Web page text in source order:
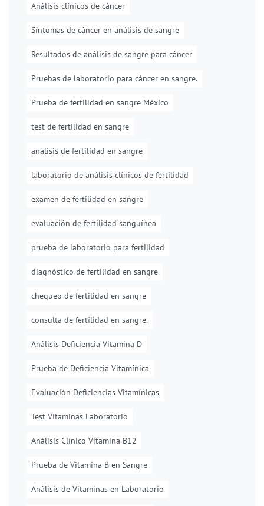
Análisis clínicos de cáncer
Síntomas de cáncer en análisis de sangre
Resultados de análisis de sangre para cáncer
Pruebas de laboratorio para cáncer en sangre.
Prueba de fertilidad en sangre México
test de fertilidad en sangre
análisis de fertilidad en sangre
laboratorio de análisis clínicos de fertilidad
examen de fertilidad en sangre
evaluación de fertilidad sanguínea
prueba de laboratorio para fertilidad
diagnóstico de fertilidad en sangre
chequeo de fertilidad en sangre
consulta de fertilidad en sangre.
Análisis Deficiencia Vitamina D
Prueba de Deficiencia Vitamínica
Evaluación Deficiencias Vitamínicas
Test Vitaminas Laboratorio
Análisis Clínico Vitamina B12
Prueba de Vitamina B en Sangre
Análisis de Vitaminas en Laboratorio